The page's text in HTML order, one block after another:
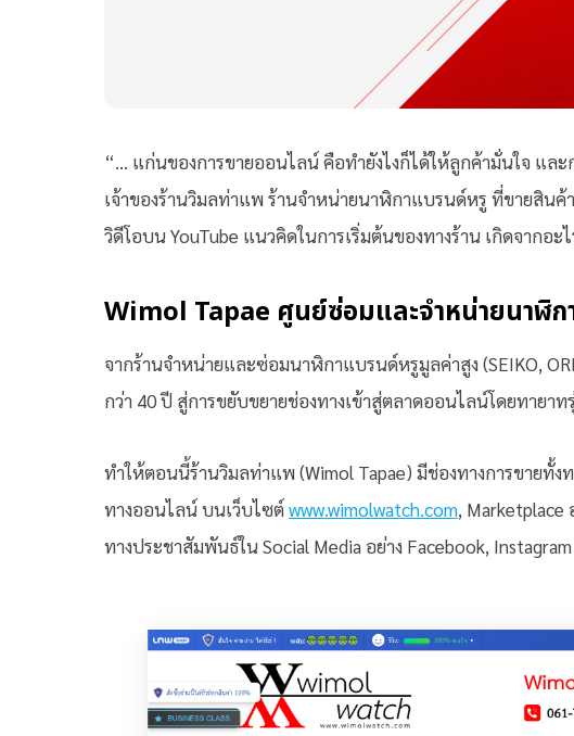
“… แก่นของการขายออนไลน์ คือทำยังไงก็ได้ให้ลูกค้ามั่นใจ แ
เจ้าของร้านวิมลท่าแพ ร้านจำหน่ายนาฬิกาแบรนด์หรู ที่ขายสิน
วิดีโอบน YouTube แนวคิดในการเริ่มต้นของทางร้าน เกิดจากอ
Wimol Tapae ศูนย์ซ่อมและจำหน่ายนาฬิก
จากร้านจำหน่ายและซ่อมนาฬิกาแบรนด์หรูมูลค่าสูง (SEIKO,
กว่า 40 ปี สู่การขยับขยายช่องทางเข้าสู่ตลาดออนไลน์โดยทายาท
ทำให้ตอนนี้ร้านวิมลท่าแพ (Wimol Tapae) มีช่องทางการขายทั้
ทางออนไลน์ บนเว็บไซต์www.wimolwatch.com, Marketplace
ทางประชาสัมพันธ์ใน Social Media อย่าง Facebook,